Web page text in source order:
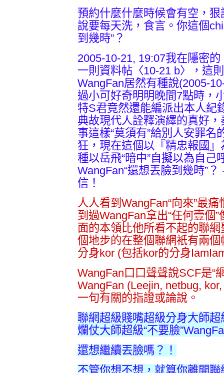
預約什麼什麼時候會有空，
說要每天洗，食言。你這個
到幾時”？
2005-10-21, 19:07我在隱密
一則資料帖〈10-21 b〉，這
WangFan居然有種說(2005-
過小可好奇明明晚間7點時，
特S君竟然還能編派出本人紀
典故現代人詮釋演繹的真好
事這樣“莫須有”給別人安罪
狂，現在這個以『精忠報國
種以岳飛“暗中”自擬以為自己
WangFan“還想丟臉到幾時”
信！
人人看到WangFan“向來”最
到過WangFan拿出“任何壹個
面的本領比他所看不起的聯
個地步的在整個聯網衹有兩
分身kor (包括kor的分身
WangFan口口聲聲說SCF是“
WangFan (Leejin, netbug,
一句有關的指證或論說。
聯網超級賤嘴超級分身大師
爛仗大師超級“不要臉
還想繼續丟臉嗎？！
不管你想不想，就算你離開